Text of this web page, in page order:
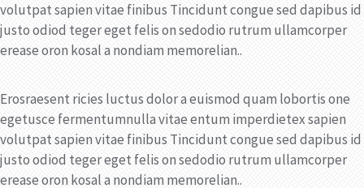
volutpat sapien vitae finibus Tincidunt congue sed dapibus id
justo odiod teger eget felis on sedodio rutrum ullamcorper
erease oron kosal a nondiam memorelian..
Erosraesent ricies luctus dolor a euismod quam lobortis one
egetusce fermentumnulla vitae entum imperdietex sapien
volutpat sapien vitae finibus Tincidunt congue sed dapibus id
justo odiod teger eget felis on sedodio rutrum ullamcorper
erease oron kosal a nondiam memorelian..